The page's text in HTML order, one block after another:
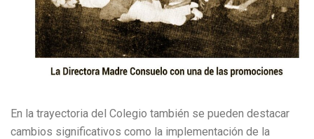
En la trayectoria del Colegio también se pueden destacar
cambios significativos como la implementación de la